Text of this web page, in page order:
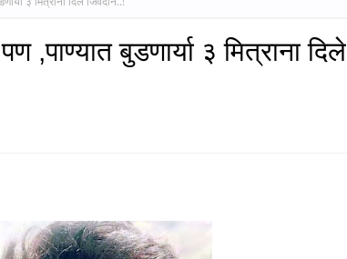
बुडणार्या ३ मित्राना दिले